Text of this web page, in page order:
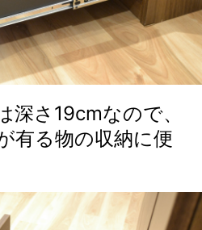
深さ19cmなので、
有る物の収納に便